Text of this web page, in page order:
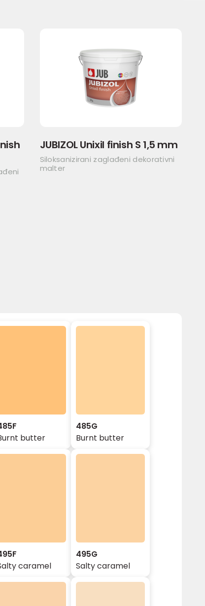
JUBIZOL Unixil finish S 1,5 mm
Siloksanizirani zaglađeni dekorativni
malter
butter
485G
Burnt butter
caramel
495G
Salty caramel